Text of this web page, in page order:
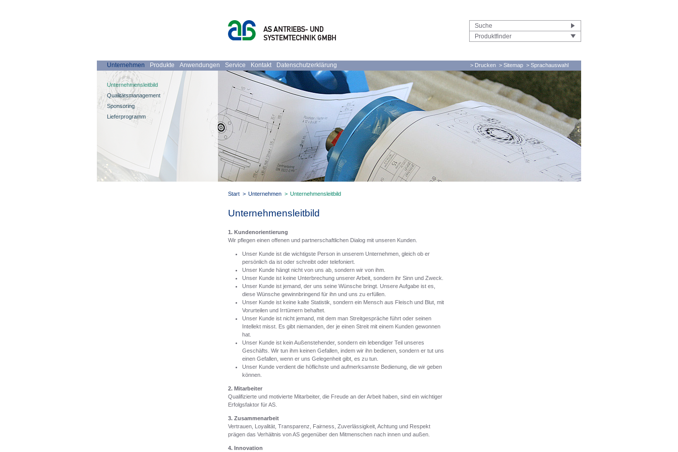
Produktfinder
> Drucken > Sitemap > Sprachauswahl
Unternehmen Produkte Anwendungen Service Kontakt Datenschutzerklärung
Unternehmensleitbild
Qualitätsmanagement
Sponsoring
Lieferprogramm
Start > Unternehmen > Unternehmensleitbild
Unternehmensleitbild
1. Kundenorientierung
Wir pflegen einen offenen und partnerschaftlichen Dialog mit unseren Kunden.
Unser Kunde ist die wichtigste Person in unserem Unternehmen, gleich ob er
persönlich da ist oder schreibt oder telefoniert.
Unser Kunde hängt nicht von uns ab, sondern wir von ihm.
Unser Kunde ist keine Unterbrechung unserer Arbeit, sondern ihr Sinn und Zweck.
Unser Kunde ist jemand, der uns seine Wünsche bringt. Unsere Aufgabe ist es,
diese Wünsche gewinnbringend für ihn und uns zu erfüllen.
Unser Kunde ist keine kalte Statistik, sondern ein Mensch aus Fleisch und Blut, mit
Vorurteilen und Irrtümern behaftet.
Unser Kunde ist nicht jemand, mit dem man Streitgespräche führt oder seinen
Intellekt misst. Es gibt niemanden, der je einen Streit mit einem Kunden gewonnen
hat.
Unser Kunde ist kein Außenstehender, sondern ein lebendiger Teil unseres
Geschäfts. Wir tun ihm keinen Gefallen, indem wir ihn bedienen, sondern er tut uns
einen Gefallen, wenn er uns Gelegenheit gibt, es zu tun.
Unser Kunde verdient die höflichste und aufmerksamste Bedienung, die wir geben
können.
2. Mitarbeiter
Qualifizierte und motivierte Mitarbeiter, die Freude an der Arbeit haben, sind ein wichtiger
Erfolgsfaktor für AS.
3. Zusammenarbeit
Vertrauen, Loyalität, Transparenz, Fairness, Zuverlässigkeit, Achtung und Respekt
prägen das Verhältnis von AS gegenüber den Mitmenschen nach innen und außen.
4. Innovation